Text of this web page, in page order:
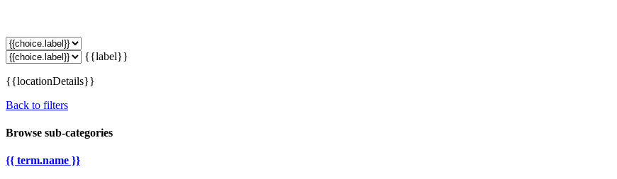
{{label}}
{{locationDetails}}
Back to filters
Browse sub-categories
{{ term.name }}